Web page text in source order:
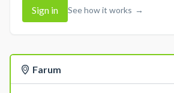
Sign in See how it works →
Farum